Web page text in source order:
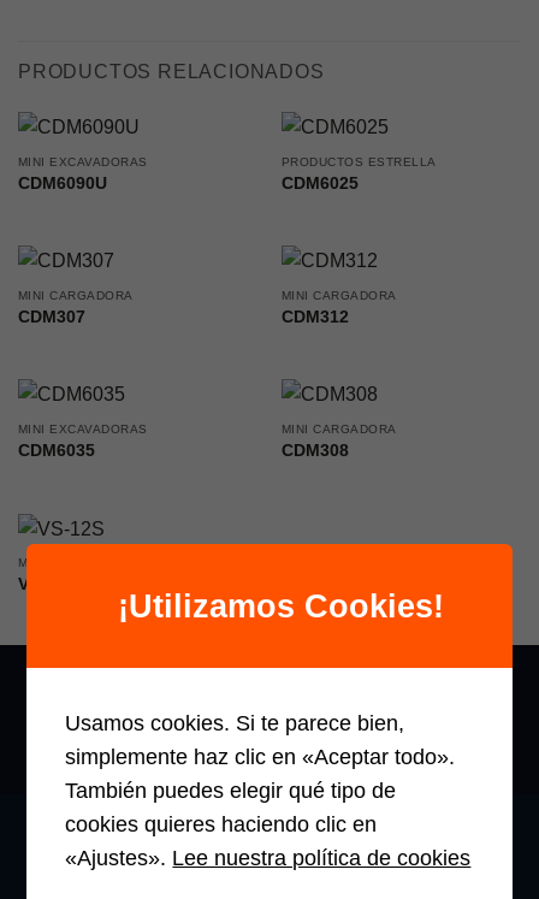
PRODUCTOS RELACIONADOS
MINI EXCAVADORAS
CDM6090U
PRODUCTOS ESTRELLA
CDM6025
MINI CARGADORA
CDM307
MINI CARGADORA
CDM312
MINI EXCAVADORAS
CDM6035
MINI CARGADORA
CDM308
MINI EXCAVADORAS
VS-12S
¡Utilizamos Cookies!
Usamos cookies. Si te parece bien,
simplemente haz clic en «Aceptar todo».
También puedes elegir qué tipo de
cookies quieres haciendo clic en
«Ajustes». Lee nuestra política de cookies